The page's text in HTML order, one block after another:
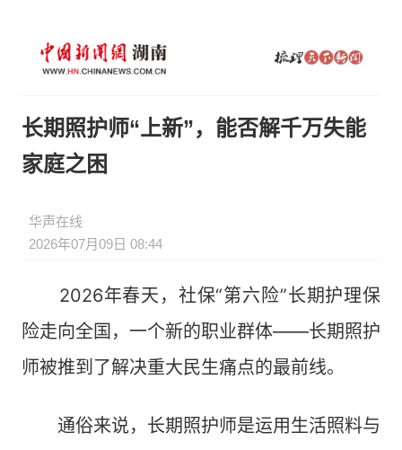
长期照护师“上新”，能否解千万失能
家庭之困
华声在线
2026年07月09日 08:44
2026年春天，社保“第六险”长期护理保
险走向全国，一个新的职业群体——长期照护
师被推到了解决重大民生痛点的最前线。
通俗来说，长期照护师是运用生活照料与